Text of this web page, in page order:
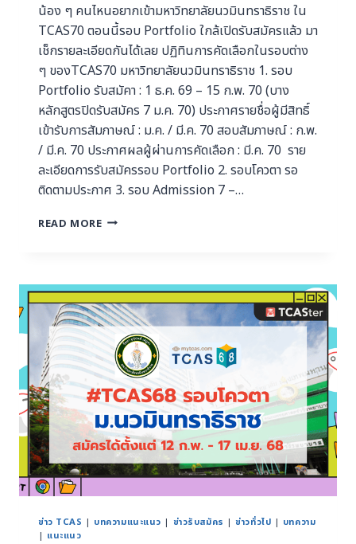
น้อง ๆ คนไหนอยากเข้ามหาวิทยาลัยนวมินทราธิราช ใน
TCAS70 ตอนนี้รอบ Portfolio ใกล้เปิดรับสมัครแล้ว มา
เช็กรายละเอียดกันได้เลย ปฏิทินการคัดเลือกในรอบต่าง
ๆ ของTCAS70 มหาวิทยาลัยนวมินทราธิราช 1. รอบ
Portfolio รับสมัคา : 1 ธ.ค. 69 – 15 ก.พ. 70 (บาง
หลักสูตรปิดรับสมัคร 7 ม.ค. 70) ประกาศรายชื่อผู้มีสิทธิ์
เข้ารับการสัมภาษณ์ : ม.ค. / มี.ค. 70 สอบสัมภาษณ์ : ก.พ.
/ มี.ค. 70 ประกาศผลผู้ผ่านการคัดเลือก : มี.ค. 70 ราย
ละเอียดการรับสมัครรอบ Portfolio 2. รอบโควตา รอ
ติดตามประกาศ 3. รอบ Admission 7 –…
READ MORE
ข่าว TCAS | บทความแนะแนว | ข่าวรับสมัคร |ข่าวทั่วไป | บทความ
| แนะแนว